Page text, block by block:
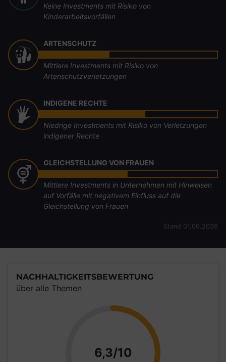
Keine Investments mit Risiko von
Kinderarbeitsvorfällen
ARTENSCHUTZ
Mittlere Investments mit Risiko von
Artenschutzverletzungen
INDIGENE RECHTE
Niedrige Investments mit Risiko von Verletzungen
indigener Rechte
GLEICHSTELLUNG VON FRAUEN
Mittlere Investments in Unternehmen mit Hinweisen
auf Vorfälle mit negativem Einfluss auf die
Gleichstellung von Frauen
Stand 01.06.2026
NACHHALTIGKEITSBEWERTUNG
über alle Themen
6,3/10 Punkte